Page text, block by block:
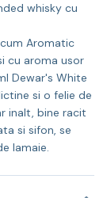
whisky cu
Aromatic
cu aroma usor
Dewar's White
si o felie de
inalt, bine racit
si sifon, se
lamaie.